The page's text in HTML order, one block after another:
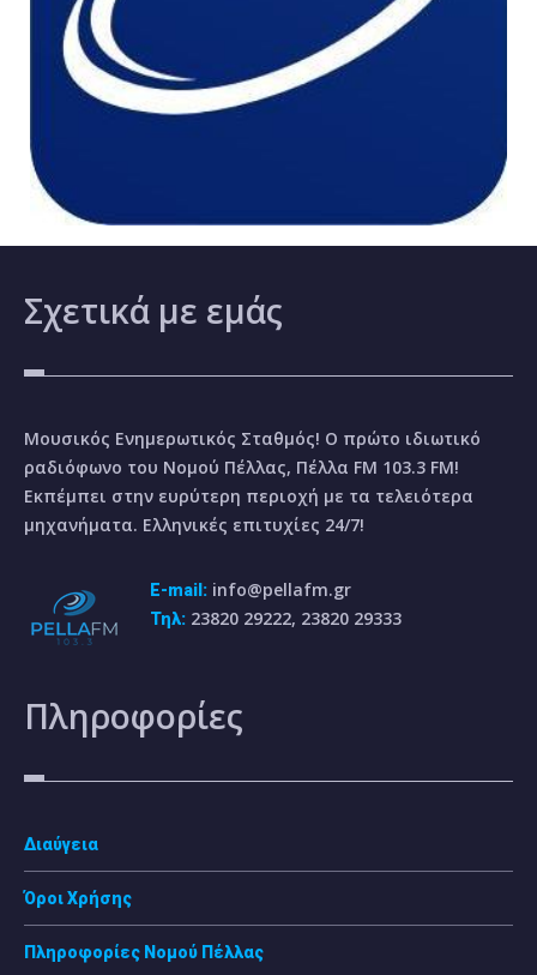
Σχετικά με εμάς
Μουσικός Ενημερωτικός Σταθμός! Ο πρώτο ιδιωτικό
ραδιόφωνο του Νομού Πέλλας, Πέλλα FM 103.3 FM!
Εκπέμπει στην ευρύτερη περιοχή με τα τελειότερα
μηχανήματα. Ελληνικές επιτυχίες 24/7!
E-mail: info@pellafm.gr
Τηλ: 23820 29222, 23820 29333
Πληροφορίες
Διαύγεια
Όροι Χρήσης
Πληροφορίες Νομού Πέλλας